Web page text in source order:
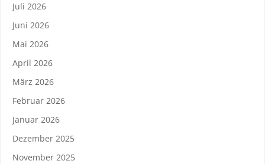
Juli 2026
Juni 2026
Mai 2026
April 2026
März 2026
Februar 2026
Januar 2026
Dezember 2025
November 2025